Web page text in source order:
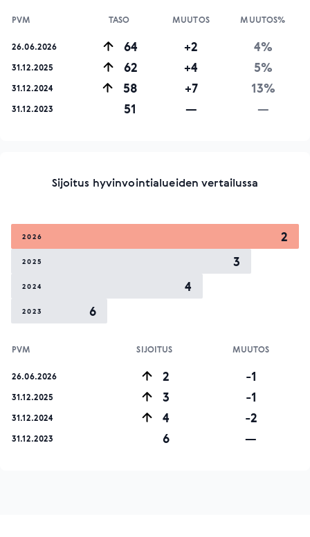
PVM TASO MUUTOS MUUTOS%
26.06.2026 64 +2 4%
31.12.2025 62 +4 5%
31.12.2024 58 +7 13%
31.12.2023 51 — —
Sijoitus hyvinvointialueiden vertailussa
2026 2
2025 3
2024 4
2023 6
PVM SIJOITUS MUUTOS
26.06.2026 2 -1
31.12.2025 3 -1
31.12.2024 4 -2
31.12.2023 6 —